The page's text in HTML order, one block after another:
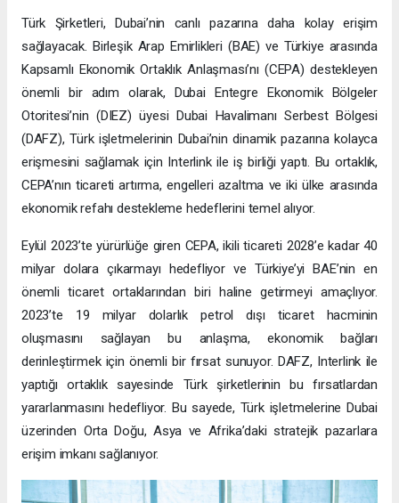
Türk Şirketleri, Dubai’nin canlı pazarına daha kolay erişim
sağlayacak. Birleşik Arap Emirlikleri (BAE) ve Türkiye arasında
Kapsamlı Ekonomik Ortaklık Anlaşması’nı (CEPA) destekleyen
önemli bir adım olarak, Dubai Entegre Ekonomik Bölgeler
Otoritesi’nin (DIEZ) üyesi Dubai Havalimanı Serbest Bölgesi
(DAFZ), Türk işletmelerinin Dubai’nin dinamik pazarına kolayca
erişmesini sağlamak için Interlink ile iş birliği yaptı. Bu ortaklık,
CEPA’nın ticareti artırma, engelleri azaltma ve iki ülke arasında
ekonomik refahı destekleme hedeflerini temel alıyor.
Eylül 2023’te yürürlüğe giren CEPA, ikili ticareti 2028’e kadar 40
milyar dolara çıkarmayı hedefliyor ve Türkiye’yi BAE’nin en
önemli ticaret ortaklarından biri haline getirmeyi amaçlıyor.
2023’te 19 milyar dolarlık petrol dışı ticaret hacminin
oluşmasını sağlayan bu anlaşma, ekonomik bağları
derinleştirmek için önemli bir fırsat sunuyor. DAFZ, Interlink ile
yaptığı ortaklık sayesinde Türk şirketlerinin bu fırsatlardan
yararlanmasını hedefliyor. Bu sayede, Türk işletmelerine Dubai
üzerinden Orta Doğu, Asya ve Afrika’daki stratejik pazarlara
erişim imkanı sağlanıyor.